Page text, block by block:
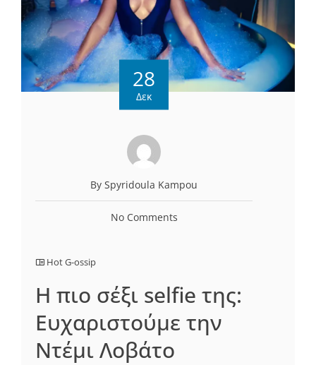
28
Δεκ
By Spyridoula Kampou
No Comments
Hot G-ossip
Η πιο σέξι selfie της:
Ευχαριστούμε την
Ντέμι Λοβάτο